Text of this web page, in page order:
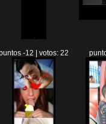
-12 | votos: 22